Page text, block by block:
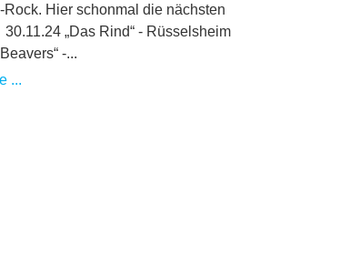
Rock. Hier schonmal die nächsten
„Das Rind“ - Rüsselsheim
-...
...